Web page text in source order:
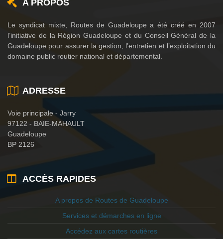
A PROPOS
Le syndicat mixte, Routes de Guadeloupe a été créé en 2007
l’initiative de la Région Guadeloupe et du Conseil Général de la
Guadeloupe pour assurer la gestion, l’entretien et l’exploitation du
domaine public routier national et départemental.
ADRESSE
Voie principale - Jarry
97122 - BAIE-MAHAULT
Guadeloupe
BP 2126
ACCÈS RAPIDES
A propos de Routes de Guadeloupe
Services et démarches en ligne
Accédez aux cartes routières